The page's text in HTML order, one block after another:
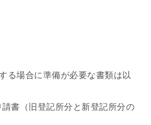
る場合に準備が必要な書類は以
書（旧登記所分と新登記所分の